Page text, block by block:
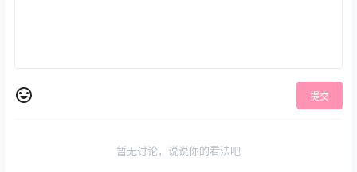
提交
暂无讨论，说说你的看法吧